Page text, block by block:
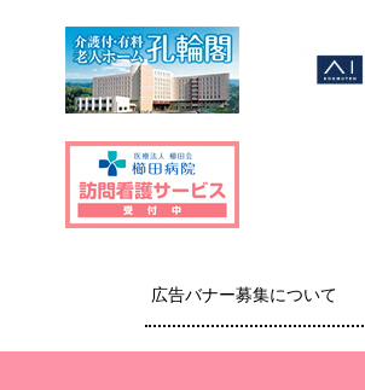
広告バナー募集について